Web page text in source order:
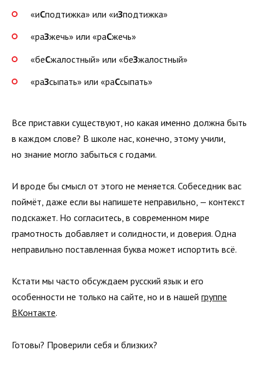
«иСподтижка» или «иЗподтижка»
«раЗжечь» или «раСжечь»
«беСжалостный» или «беЗжалостный»
«раЗсыпать» или «раСсыпать»
Все приставки существуют, но какая именно должна быть
в каждом слове? В школе нас, конечно, этому учили,
но знание могло забыться с годами.
И вроде бы смысл от этого не меняется. Собеседник вас
поймёт, даже если вы напишете неправильно, — контекст
подскажет. Но согласитесь, в современном мире
грамотность добавляет и солидности, и доверия. Одна
неправильно поставленная буква может испортить всё.
Кстати мы часто обсуждаем русский язык и его
особенности не только на сайте, но и в нашей группе
ВКонтакте.
Готовы? Проверили себя и близких?